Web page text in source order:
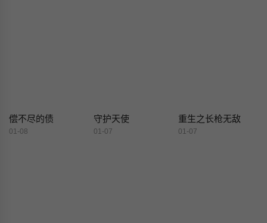
偿不尽的债
01-08
守护天使
01-07
重生之长枪无敌
01-07